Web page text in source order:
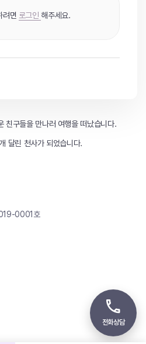
려면 로그인 해주세요.
친구들을 만나러 여행을 떠났습니다.
달린 천사가 되었습니다.
0001호
전화상담